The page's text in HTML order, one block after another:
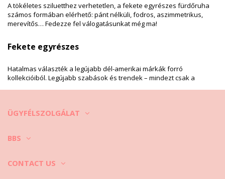
A tökéletes sziluetthez verhetetlen, a fekete egyrészes fürdőruha
számos formában elérhető: pánt nélküli, fodros, aszimmetrikus,
merevítős… Fedezze fel válogatásunkat még ma!
Fekete egyrészes
Hatalmas választék a legújabb dél-amerikai márkák forró
kollekcióiból. Legújabb szabások és trendek – mindezt csak a
rendkívül elegáns, mind színében, mind szabásában. Elölről
formája nagyban függ a tervezők kreativitásától és a jelenlegi
tökéletes választás koktélpartikra a medence mellett vagy
ÜGYFÉLSZOLGÁLAT
BBS
CONTACT US